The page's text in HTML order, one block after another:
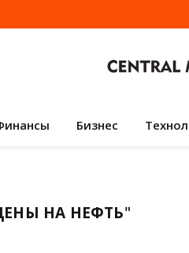
Бизнес
НА НЕФТЬ"